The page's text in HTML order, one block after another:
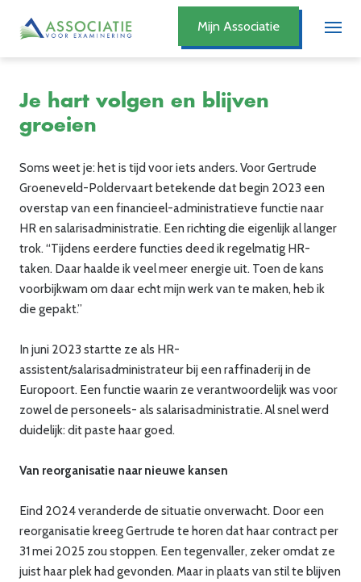
Mijn Associatie
Je hart volgen en blijven
groeien
Soms weet je: het is tijd voor iets anders. Voor Gertrude
Groeneveld-Poldervaart betekende dat begin 2023 een
overstap van een financieel-administratieve functie naar
HR en salarisadministratie. Een richting die eigenlijk al langer
trok. “Tijdens eerdere functies deed ik regelmatig HR-
taken. Daar haalde ik veel meer energie uit. Toen de kans
voorbijkwam om daar echt mijn werk van te maken, heb ik
die gepakt.”
In juni 2023 startte ze als HR-
assistent/salarisadministrateur bij een raffinaderij in de
Europoort. Een functie waarin ze verantwoordelijk was voor
zowel de personeels- als salarisadministratie. Al snel werd
duidelijk: dit paste haar goed.
Van reorganisatie naar nieuwe kansen
Eind 2024 veranderde de situatie onverwacht. Door een
reorganisatie kreeg Gertrude te horen dat haar contract per
31 mei 2025 zou stoppen. Een tegenvaller, zeker omdat ze
juist haar plek had gevonden. Maar in plaats van stil te blijven